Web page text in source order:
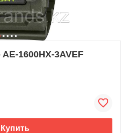
1600HX-3AVEF
Купить